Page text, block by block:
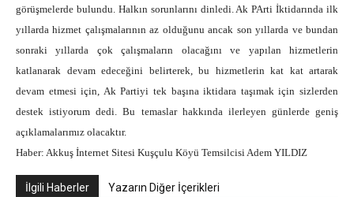
görüşmelerde bulundu. Halkın sorunlarını dinledi. Ak PArti İktidarında ilk
yıllarda hizmet çalışmalarının az olduğunu ancak son yıllarda ve bundan
sonraki yıllarda çok çalışmaların olacağını ve yapılan hizmetlerin
katlanarak devam edeceğini belirterek, bu hizmetlerin kat kat artarak
devam etmesi için, Ak Partiyi tek başına iktidara taşımak için sizlerden
destek istiyorum dedi. Bu temaslar hakkında ilerleyen günlerde geniş
açıklamalarımız olacaktır.
Haber: Akkuş İnternet Sitesi Kuşçulu Köyü Temsilcisi Adem YILDIZ
İlgili Haberler Yazarın Diğer İçerikleri